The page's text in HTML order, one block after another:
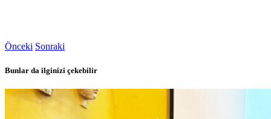
Önceki Sonraki
Bunlar da ilginizi çekebilir